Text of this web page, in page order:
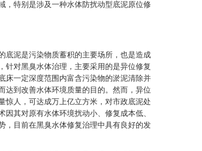
，特别是涉及一种水体防扰动型底泥原位修
底泥是污染物质蓄积的主要场所，也是造成
针对黑臭水体治理，主要采用的是异位修复
床一定深度范围内富含污染物的淤泥清除并
达到改善水体环境质量的目的。然而，异位
惊人，可达成万上亿立方米，对市政底泥处
其对原有水体环境扰动小、修复成本低、
，目前在黑臭水体修复治理中具有良好的发